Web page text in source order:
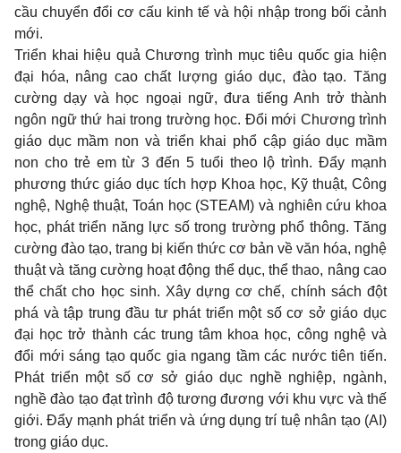
cầu chuyển đổi cơ cấu kinh tế và hội nhập trong bối cảnh
mới.
Triển khai hiệu quả Chương trình mục tiêu quốc gia hiện
đại hóa, nâng cao chất lượng giáo dục, đào tạo. Tăng
cường dạy và học ngoại ngữ, đưa tiếng Anh trở thành
ngôn ngữ thứ hai trong trường học. Đổi mới Chương trình
giáo dục mầm non và triển khai phổ cập giáo dục mầm
non cho trẻ em từ 3 đến 5 tuổi theo lộ trình. Đẩy mạnh
phương thức giáo dục tích hợp Khoa học, Kỹ thuật, Công
nghệ, Nghệ thuật, Toán học (STEAM) và nghiên cứu khoa
học, phát triển năng lực số trong trường phổ thông. Tăng
cường đào tạo, trang bị kiến thức cơ bản về văn hóa, nghệ
thuật và tăng cường hoạt động thể dục, thể thao, nâng cao
thể chất cho học sinh. Xây dựng cơ chế, chính sách đột
phá và tập trung đầu tư phát triển một số cơ sở giáo dục
đại học trở thành các trung tâm khoa học, công nghệ và
đổi mới sáng tạo quốc gia ngang tầm các nước tiên tiến.
Phát triển một số cơ sở giáo dục nghề nghiệp, ngành,
nghề đào tạo đạt trình độ tương đương với khu vực và thế
giới. Đẩy mạnh phát triển và ứng dụng trí tuệ nhân tạo (AI)
trong giáo dục.